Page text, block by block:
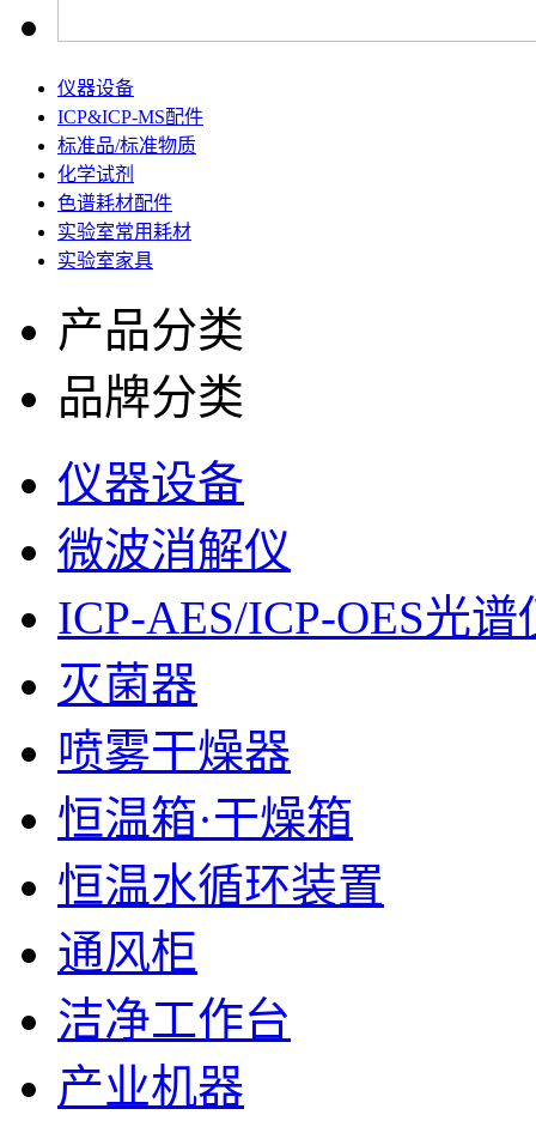
仪器设备
ICP&ICP-MS配件
标准品/标准物质
化学试剂
色谱耗材配件
实验室常用耗材
实验室家具
产品分类
品牌分类
仪器设备
微波消解仪
ICP-AES/ICP-OES光谱
灭菌器
喷雾干燥器
恒温箱·干燥箱
恒温水循环装置
通风柜
洁净工作台
产业机器